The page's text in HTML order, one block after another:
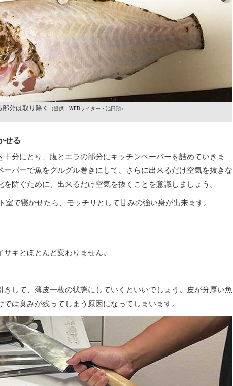
部分は取り除く （提供：WEBライター・池田翔）
せる
分にとり、腹とエラの部分にキッチンペーパーを詰めていきま
パーで魚をグルグル巻きにして、さらに出来るだけ空気を抜きな
防ぐために、出来るだけ空気を抜くことを意識しましょう。
で寝かせたら、モッチリとして甘みの強い身が出来ます。
キとほとんど変わりません。
して、薄皮一枚の状態にしていくといいでしょう。皮が分厚い魚
は臭みが残ってしまう原因になってしまいます。